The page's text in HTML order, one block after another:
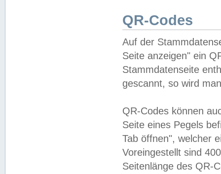
QR-Codes
Auf der
Seite anzeigen" ein
Stammdatenseite
gescannt, so wird
QR-Codes können
Seite eines Pegels
Tab öffnen", welcher
Voreingestellt sind
Seitenlänge des QR-